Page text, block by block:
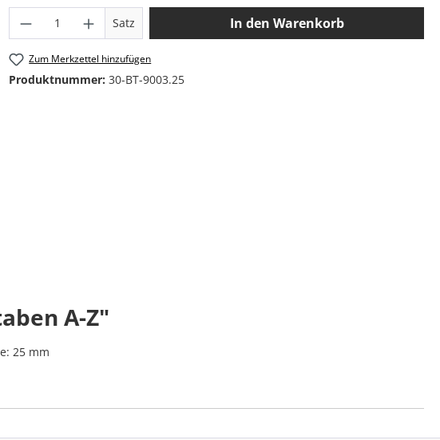
Produkt Anzahl: Gib den gewünschten Wert
Satz In den Warenkorb
Zum Merkzettel hinzufügen
Produktnummer: 30-BT-9003.25
A-Z"
25 mm